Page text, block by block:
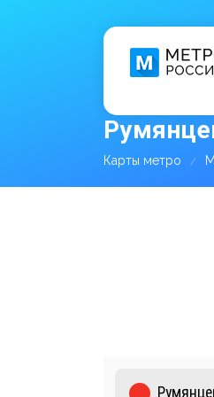
Карты метро